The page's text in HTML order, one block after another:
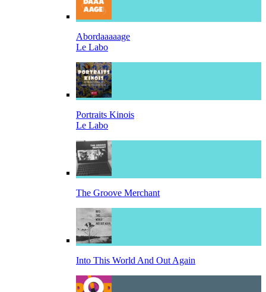
Abordaaaaage
Le Labo
Portraits Kinois
Le Labo
The Groove Merchant
Into This World And Out Again